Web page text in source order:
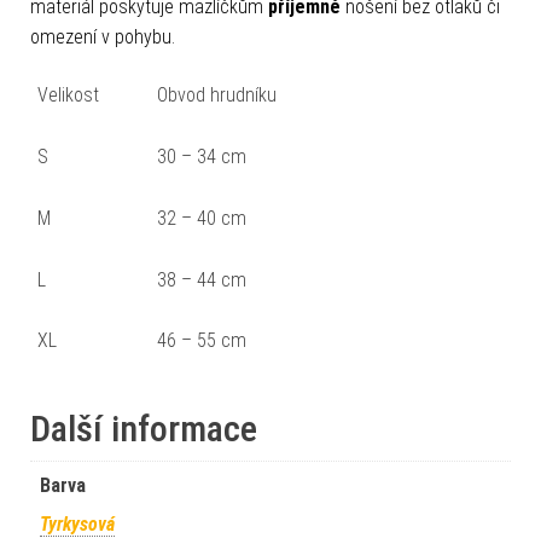
materiál poskytuje mazlíčkům příjemné nošení bez otlaků či
omezení v pohybu.
Velikost Obvod hrudníku
S 30 – 34 cm
M 32 – 40 cm
L 38 – 44 cm
XL 46 – 55 cm
Další informace
Barva
Tyrkysová